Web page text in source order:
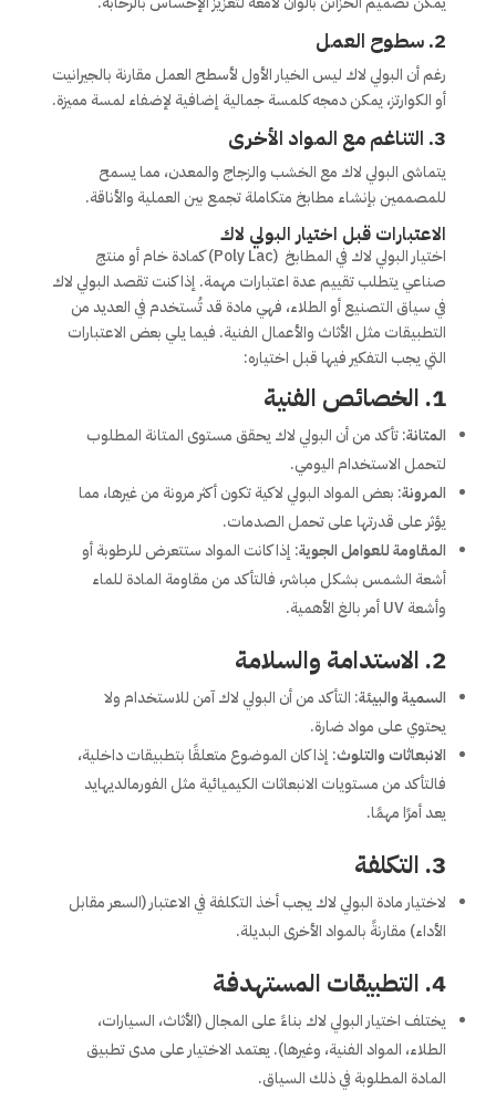
2. سطوح العمل
رغم أن البولي لاك ليس الخيار الأول لأسطح العمل مقارنة بالجيرانيت
أو الكوارتز، يمكن دمجه كلمسة جمالية إضافية لإضفاء لمسة مميزة.
3. التناغم مع المواد الأخرى
يتماشى البولي لاك مع الخشب والزجاج والمعدن، مما يسمح
للمصممين بإنشاء مطابخ متكاملة تجمع بين العملية والأناقة.
الاعتبارات قبل اختيار البولي لاك
اختيار البولي لاك في المطابخ (Poly Lac) كمادة خام أو منتج
صناعي يتطلب تقييم عدة اعتبارات مهمة. إذا كنت تقصد البولي لاك
في سياق التصنيع أو الطلاء، فهي مادة قد تُستخدم في العديد من
التطبيقات مثل الأثاث والأعمال الفنية. فيما يلي بعض الاعتبارات
التي يجب التفكير فيها قبل اختياره:
1. الخصائص الفنية
المتانة: تأكد من أن البولي لاك يحقق مستوى المتانة المطلوب
لتحمل الاستخدام اليومي.
المرونة: بعض المواد البولي لاكية تكون أكثر مرونة من غيرها، مما
يؤثر على قدرتها على تحمل الصدمات.
المقاومة للعوامل الجوية: إذا كانت المواد ستتعرض للرطوبة أو
أشعة الشمس بشكل مباشر، فالتأكد من مقاومة المادة للماء
وأشعة UV أمر بالغ الأهمية.
2. الاستدامة والسلامة
السمية والبيئة: التأكد من أن البولي لاك آمن للاستخدام ولا
يحتوي على مواد ضارة.
الانبعاثات والتلوث: إذا كان الموضوع متعلقًا بتطبيقات داخلية،
فالتأكد من مستويات الانبعاثات الكيميائية مثل الفورمالديهايد
يعد أمرًا مهمًا.
3. التكلفة
لاختيار مادة البولي لاك يجب أخذ التكلفة في الاعتبار (السعر مقابل
الأداء) مقارنةً بالمواد الأخرى البديلة.
4. التطبيقات المستهدفة
يختلف اختيار البولي لاك بناءً على المجال (الأثاث، السيارات،
الطلاء، المواد الفنية، وغيرها). يعتمد الاختيار على مدى تطبيق
المادة المطلوبة في ذلك السياق.